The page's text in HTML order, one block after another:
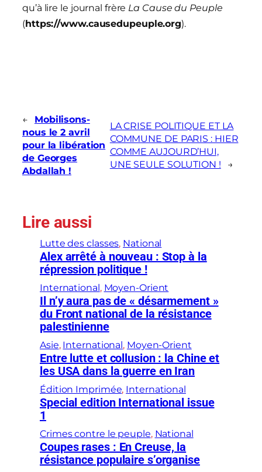
qu’à lire le journal frère La Cause du Peuple
(https://www.causedupeuple.org).
←
Mobilisons-
nous le 2 avril
pour la libération
de Georges
Abdallah !
LA CRISE POLITIQUE ET LA
COMMUNE DE PARIS : HIER
COMME AUJOURD’HUI,
UNE SEULE SOLUTION !
→
Lire aussi
Lutte des classes, National
Alex arrêté à nouveau : Stop à la
répression politique !
International , Moyen-Orient
Il n’y aura pas de « désarmement »
du Front national de la résistance
palestinienne
Asie, International , Moyen-Orient
Entre lutte et collusion : la Chine et
les USA dans la guerre en Iran
Édition Imprimée, International
Special edition International issue
1
Crimes contre le peuple, National
Coupes rases : En Creuse, la
résistance populaire s’organise